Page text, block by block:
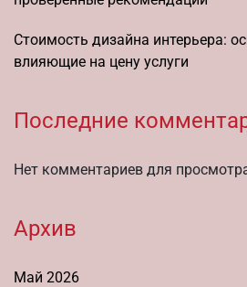
Стоимость дизайна интерьера:
влияющие на цену услуги
Последние
Нет комментариев для
Архив
Май 2026